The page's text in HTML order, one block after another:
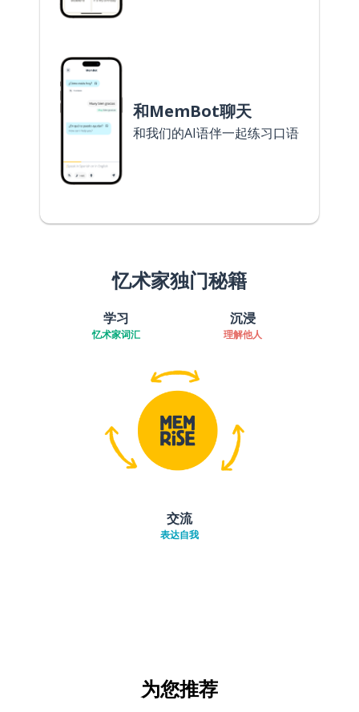
和MemBot聊天
和我们的AI语伴一起练习口语
忆术家独门秘籍
学习
忆术家词汇
沉浸
理解他人
交流
表达自我
为您推荐